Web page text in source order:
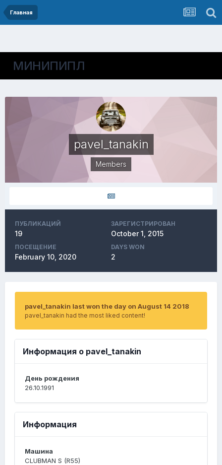
Главная
МИНИПИПЛ
pavel_tanakin
Members
ПУБЛИКАЦИЙ
19
ЗАРЕГИСТРИРОВАН
October 1, 2015
ПОСЕЩЕНИЕ
February 10, 2020
DAYS WON
2
pavel_tanakin last won the day on August 14 2018
pavel_tanakin had the most liked content!
Информация о pavel_tanakin
День рождения
26.10.1991
Информация
Машина
CLUBMAN S (R55)